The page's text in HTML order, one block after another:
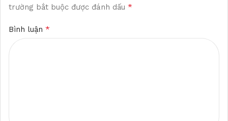
trường bắt buộc được đánh dấu *
Bình luận *